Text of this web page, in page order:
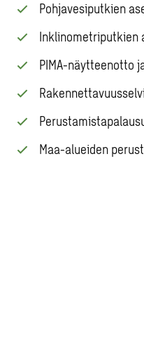
Pohjavesiputkien
Inklinometriputkien
PIMA-näytteenotto
Maa-alueiden